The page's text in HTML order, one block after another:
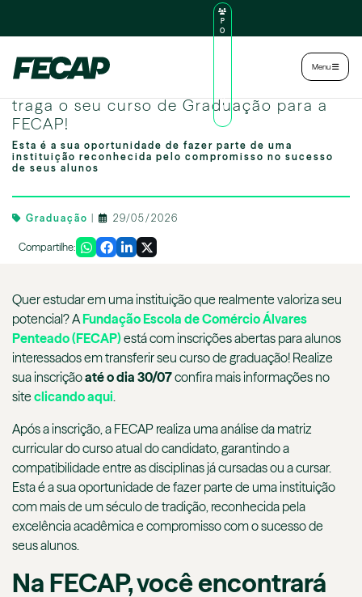
P
O
U
N
Menu
traga o seu curso de Graduação para a
FECAP!
Esta é a sua oportunidade de fazer parte de uma
instituição reconhecida pelo compromisso no sucesso
de seus alunos
Graduação 29/05/2026
Compartilhe:
Quer estudar em uma instituição que realmente valoriza seu
potencial? AFundação Escola de Comércio Álvares
Penteado (FECAP)está com inscrições abertas para alunos
interessados em transferir seu curso de graduação! Realize
sua inscriçãoaté o dia 30/07confira mais informações no
site clicando aqui.
Após a inscrição, a FECAP realiza uma análise da matriz
curricular do curso atual do candidato, garantindo a
compatibilidade entre as disciplinas já cursadas ou a cursar.
Esta é a sua oportunidade de fazer parte de uma instituição
com mais de um século de tradição, reconhecida pela
excelência acadêmica e compromisso com o sucesso de
seus alunos.
Na FECAP, você encontrará